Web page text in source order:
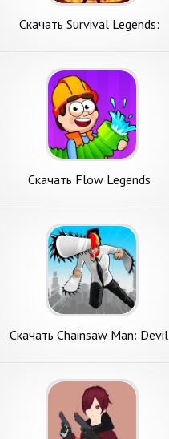
Скачать Survival Legends:
Скачать Flow Legends
Скачать Chainsaw Man: Devil